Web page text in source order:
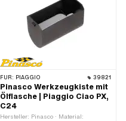
FÜR: PIAGGIO 39821
Pinasco Werkzeugkiste mit
Ölflasche | Piaggio Ciao PX,
C24
Hersteller: Pinasco · Material: